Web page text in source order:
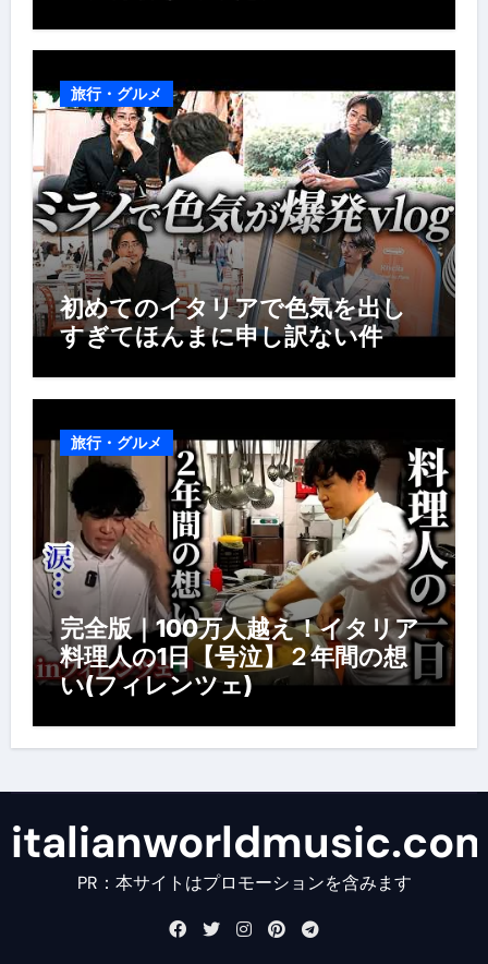
旅行・グルメ
初めてのイタリアで色気を出し
すぎてほんまに申し訳ない件
旅行・グルメ
完全版｜100万人越え！イタリア
料理人の1日【号泣】２年間の想
い(フィレンツェ)
PR：本サイトはプロモーションを含みます